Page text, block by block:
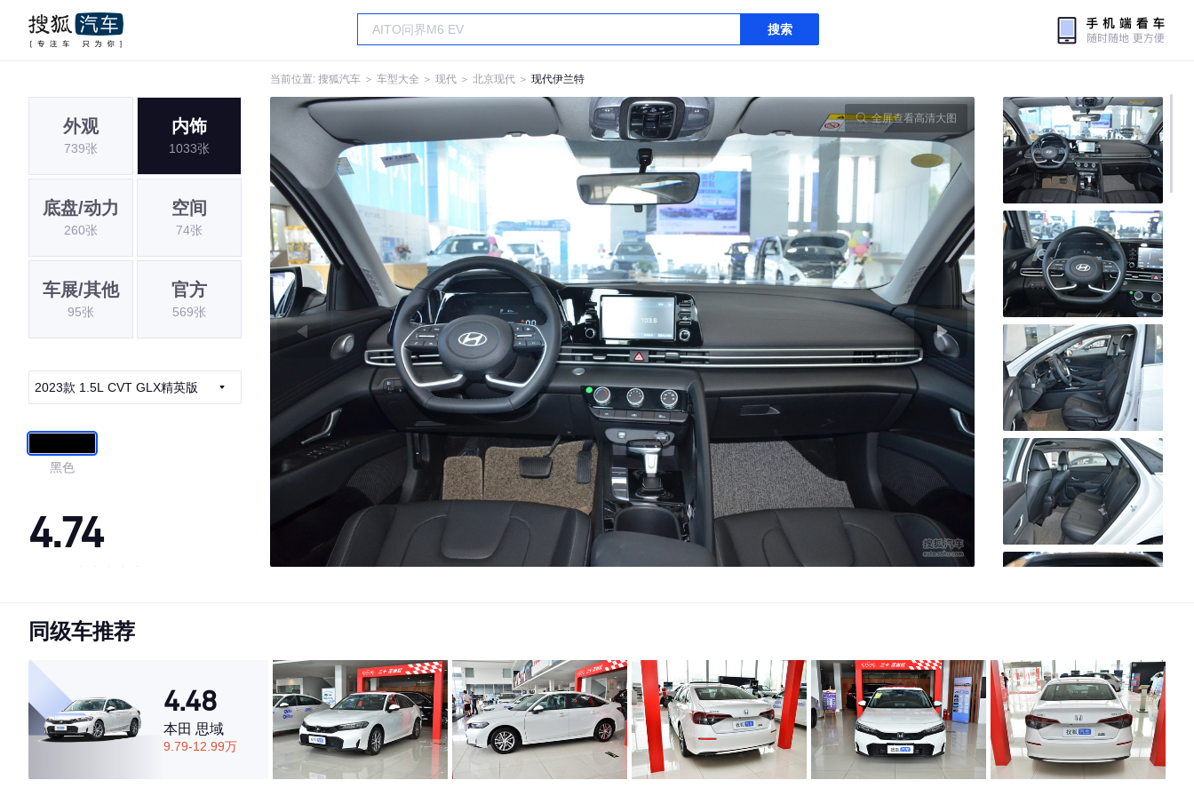
搜索
当前位置: 搜狐汽车 ＞ 车型大全 ＞ 现代 ＞ 北京现代 ＞ 现代伊兰特
外观
739张
内饰
1033张
底盘/动力
260张
空间
74张
车展/其他
95张
官方
569张
2023款 1.5L CVT GLX精英版
黑色
4.74
·内饰表现较为优秀，优于61%同级车
·空间表现较为优秀，优于71%同级车
全屏查看高清大图
同级车推荐
4.48
本田 思域
9.79-12.99万